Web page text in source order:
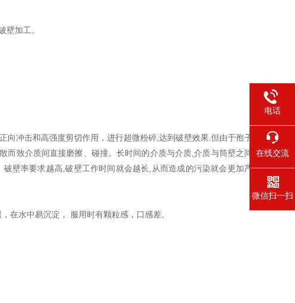
壁加工。
冲击和高强度剪切作用，进行超微粉碎,达到破壁效果.但由于孢子
致介质间直接磨擦、碰撞。长时间的介质与介质,介质与筒壁之间
壁率要求越高,破壁工作时间就会越长,从而造成的污染就会更加严
在水中易沉淀， 服用时有颗粒感，口感差。
电话
在线交流
微信扫一扫